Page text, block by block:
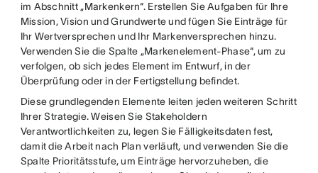
im Abschnitt „Markenkern“. Erstellen Sie Aufgaben für Ihre
Mission, Vision und Grundwerte und fügen Sie Einträge für
Ihr Wertversprechen und Ihr Markenversprechen hinzu.
Verwenden Sie die Spalte „Markenelement-Phase“, um zu
verfolgen, ob sich jedes Element im Entwurf, in der
Überprüfung oder in der Fertigstellung befindet.
Diese grundlegenden Elemente leiten jeden weiteren Schritt
Ihrer Strategie. Weisen Sie Stakeholdern
Verantwortlichkeiten zu, legen Sie Fälligkeitsdaten fest,
damit die Arbeit nach Plan verläuft, und verwenden Sie die
Spalte Prioritätsstufe, um Einträge hervorzuheben, die